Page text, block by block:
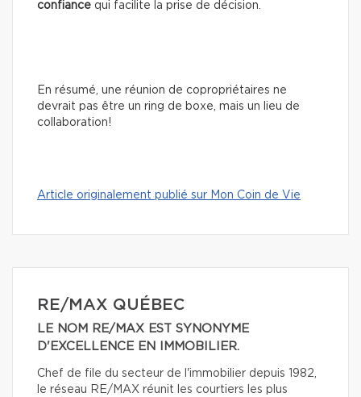
confiance qui facilite la prise de décision.
En résumé, une réunion de copropriétaires ne
devrait pas être un ring de boxe, mais un lieu de
collaboration!
Article originalement publié sur Mon Coin de Vie
RE/MAX QUÉBEC
LE NOM RE/MAX EST SYNONYME
D'EXCELLENCE EN IMMOBILIER.
Chef de file du secteur de l'immobilier depuis 1982,
le réseau RE/MAX réunit les courtiers les plus